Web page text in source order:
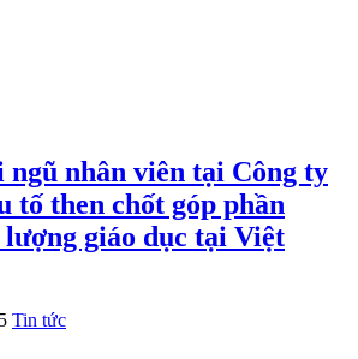
ngũ nhân viên tại Công ty
tố then chốt góp phần
lượng giáo dục tại Việt
Tin tức